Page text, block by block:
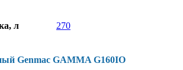
л 270
Genmac GAMMA G160IO